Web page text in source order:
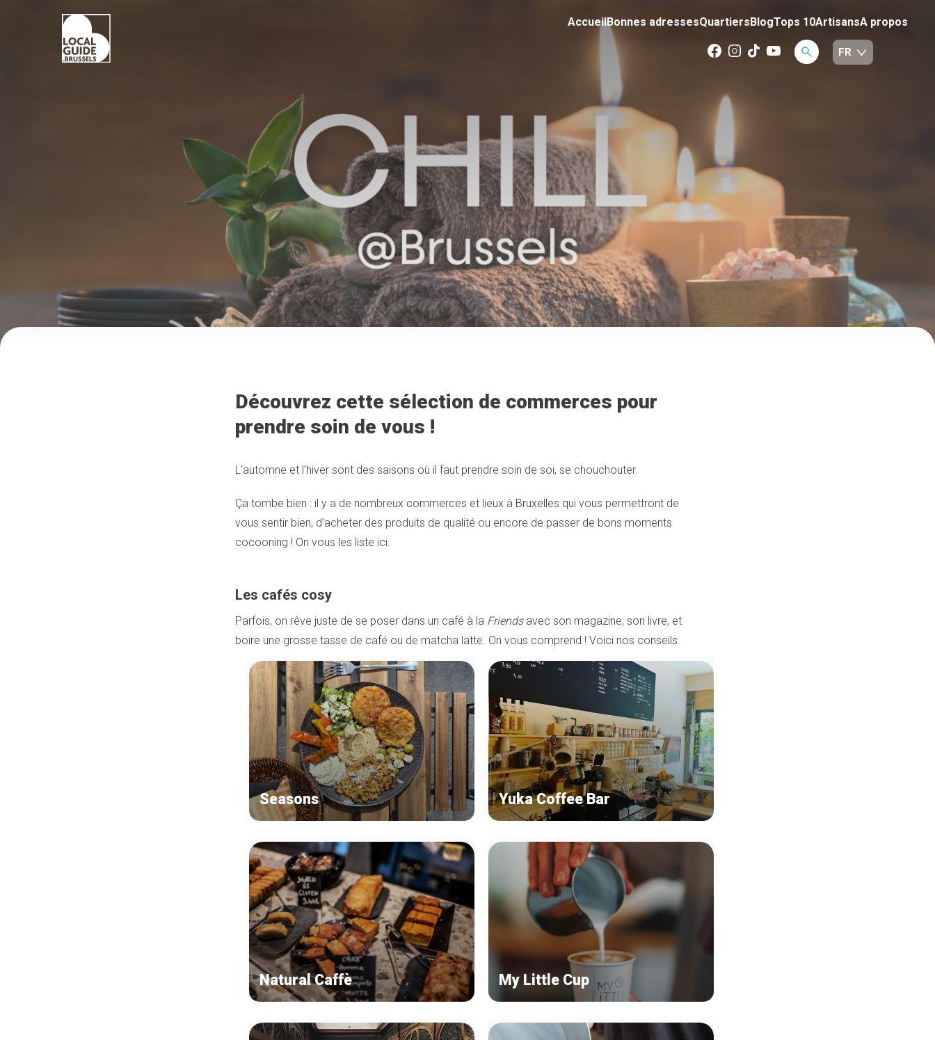
AccueilBonnes adressesQuartiersBlogTops 10ArtisansA propos
Découvrez cette sélection de commerces pour
prendre soin de vous !
L’automne et l’hiver sont des saisons où il faut prendre soin de soi, se chouchouter.
Ça tombe bien : il y a de nombreux commerces et lieux à Bruxelles qui vous permettront de
vous sentir bien, d’acheter des produits de qualité ou encore de passer de bons moments
cocooning ! On vous les liste ici.
Les cafés cosy
Parfois, on rêve juste de se poser dans un café à la Friends avec son magazine, son livre, et
boire une grosse tasse de café ou de matcha latte. On vous comprend ! Voici nos conseils.
Seasons Yuka Coffee Bar
Natural Caffè My Little Cup